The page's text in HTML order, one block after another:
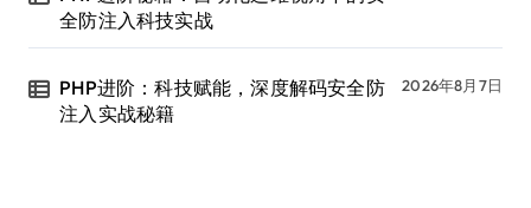
全防注入科技实战
PHP进阶：科技赋能，深度解码安全防
注入实战秘籍
2026年8月7日